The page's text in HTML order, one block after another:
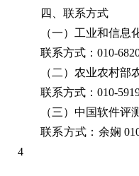
四、联系方式
（一）工业和信息
联系方式：010-
（二）农业农村部
联系方式：010-
（三）中国软件评
联系方式：余娴
4